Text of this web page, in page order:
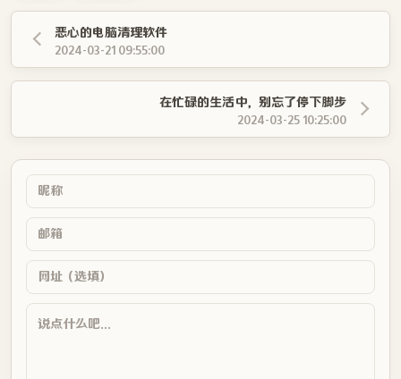
    }
    .clock .marker:nth-of-type(4) {
    .clock .marker:nth-of-type(5) {
      transform: rotate(120deg);
    .clock .marker:nth-of-type(6) {
    .clock .hand {
      position: absolute;
      z-index: 3;
      left: 50%;
      width: 5.12px;
恶心的电脑清理软件
2024-03-21 09:55:00
在忙碌的生活中，别忘了停下脚步
2024-03-25 10:25:00